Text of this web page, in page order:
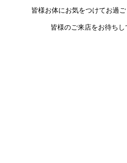
皆様お体にお気をつけてお過
皆様のご来店をお待ちし